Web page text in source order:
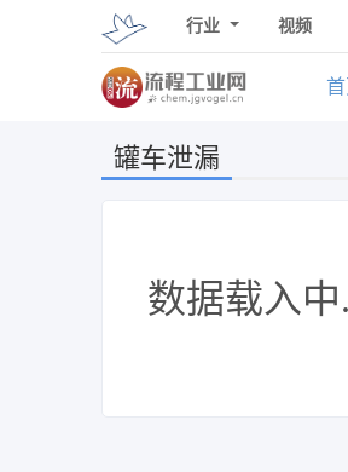
行业 视频
罐车泄漏
数据载入中